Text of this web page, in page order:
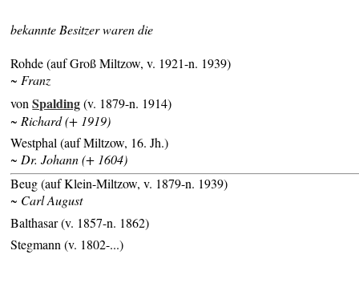
bekannte Besitzer waren die
Rohde (auf Groß Miltzow, v. 1921-n. 1939)
~ Franz
vonSpalding(v. 1879-n. 1914)
~ Richard (+ 1919)
Westphal (auf Miltzow, 16. Jh.)
~ Dr. Johann (+ 1604)
Beug (auf Klein-Miltzow, v. 1879-n. 1939)
~ Carl August
Balthasar (v. 1857-n. 1862)
Stegmann (v. 1802-...)